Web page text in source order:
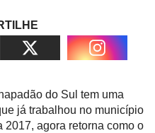
do Sul tem uma
já trabalhou no município
2017, agora retorna como o